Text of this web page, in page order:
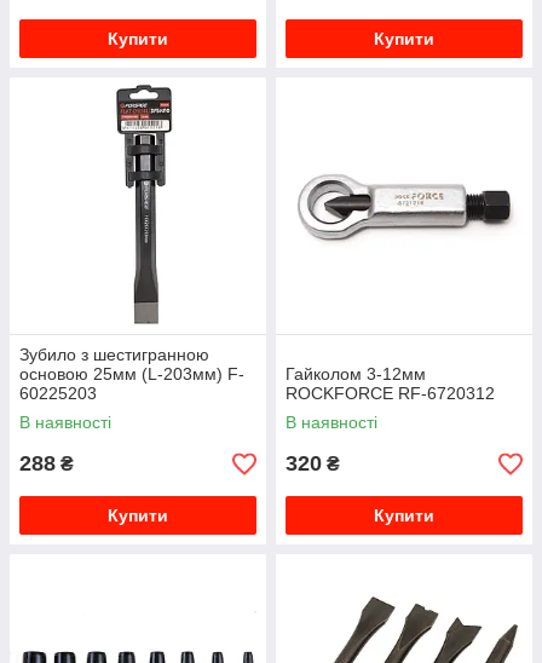
Купити Купити
Зубило з шестигранною
основою 25мм (L-203мм) F-
60225203
В наявності
288 ₴
Купити
Гайколом 3-12мм
ROCKFORCE RF-6720312
В наявності
320 ₴
Купити